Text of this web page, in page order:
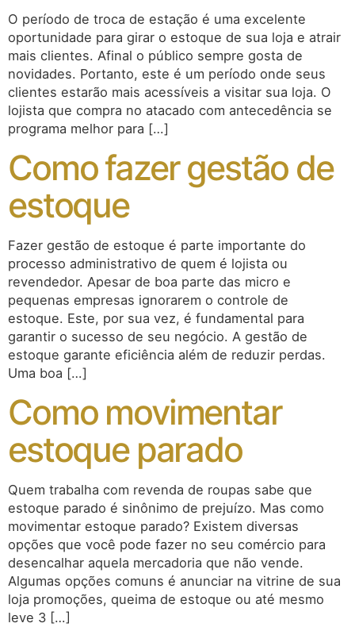
O período de troca de estação é uma excelente
oportunidade para girar o estoque de sua loja e atrair
mais clientes. Afinal o público sempre gosta de
novidades. Portanto, este é um período onde seus
clientes estarão mais acessíveis a visitar sua loja. O
lojista que compra no atacado com antecedência se
programa melhor para […]
Como fazer gestão de
estoque
Fazer gestão de estoque é parte importante do
processo administrativo de quem é lojista ou
revendedor. Apesar de boa parte das micro e
pequenas empresas ignorarem o controle de
estoque. Este, por sua vez, é fundamental para
garantir o sucesso de seu negócio. A gestão de
estoque garante eficiência além de reduzir perdas.
Uma boa […]
Como movimentar
estoque parado
Quem trabalha com revenda de roupas sabe que
estoque parado é sinônimo de prejuízo. Mas como
movimentar estoque parado? Existem diversas
opções que você pode fazer no seu comércio para
desencalhar aquela mercadoria que não vende.
Algumas opções comuns é anunciar na vitrine de sua
loja promoções, queima de estoque ou até mesmo
leve 3 […]